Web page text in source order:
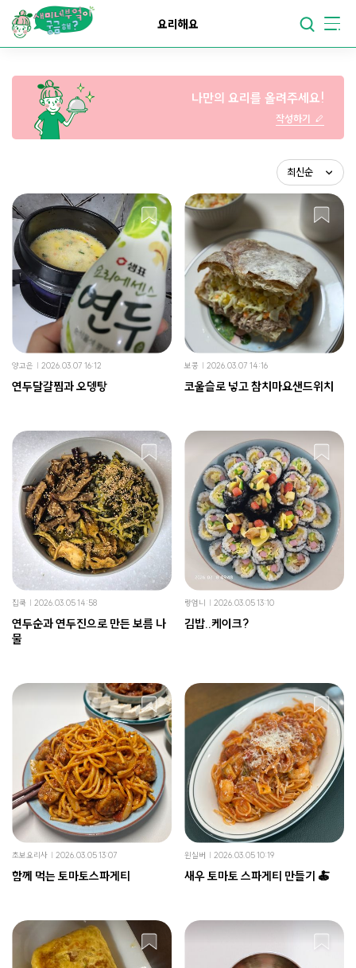
맛있어지는부엌
요리해요
나만의 요리를 올려주세요!
작성하기
최신순
양고은 2026.03.07 16:12
연두달걀찜과 오뎅탕
보콩 2026.03.07 14:16
코울슬로 넣고 참치마요샌드위치
집쿡 2026.03.05 14:58
연두순과 연두진으로 만든 보름 나
물
랑엄니 2026.03.05 13:10
김밥..케이크?
초보요리사 2026.03.05 13:07
함께 먹는 토마토스파게티
윈실버 2026.03.05 10:19
새우 토마토 스파게티 만들기 🍝